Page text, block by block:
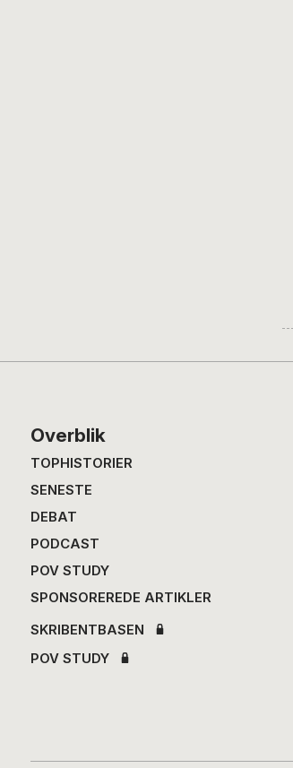
Footer
Overblik
TOPHISTORIER
SENESTE
DEBAT
PODCAST
POV STUDY
SPONSOREREDE ARTIKLER
SKRIBENTBASEN
POV STUDY